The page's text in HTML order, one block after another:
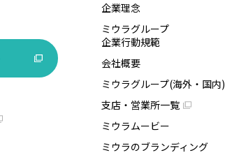
企業理念
ミウラグループ
企業行動規範
会社概要
ミウラグループ(海外・国内)
支店・営業所一覧
ミウラムービー
ミウラのブランディング